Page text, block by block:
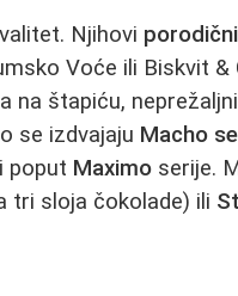
Njihovi
Voće ili Biskvit &
na štapiću,
se izdvajaju Macho
poput Maximo serije.
tri sloja čokolade) ili